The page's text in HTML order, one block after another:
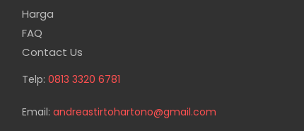
Harga
FAQ
Contact Us
Telp: 0813 3320 6781
Email: andreastirtohartono@gmail.com